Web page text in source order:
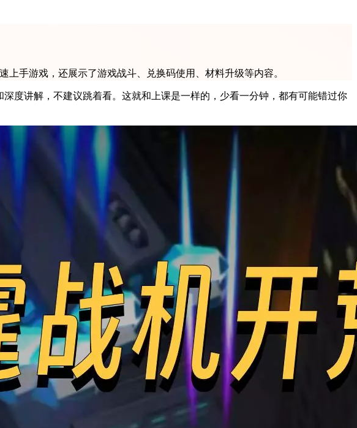
手游戏，还展示了游戏战斗、兑换码使用、材料升级等内容。
度讲解，不建议跳着看。这就和上课是一样的，少看一分钟，都有可能错过你